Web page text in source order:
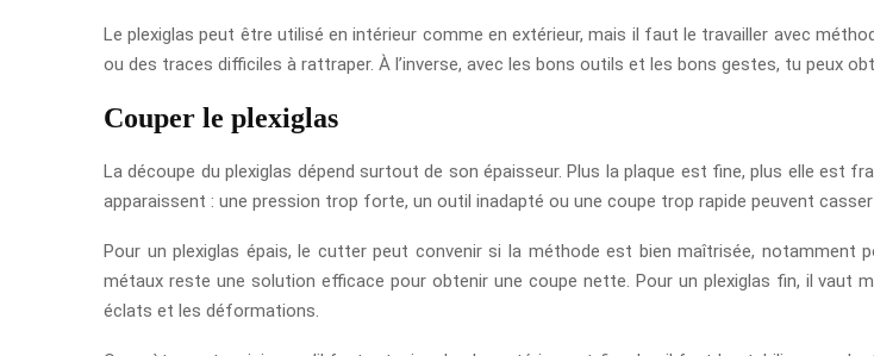
Le plexiglas peut être utilisé en intérieur comme en extérieur, mais il faut le travailler avec
ou des traces difficiles à rattraper. À l’inverse, avec les bons outils et les bons gestes, tu peux
Couper le plexiglas
La découpe du plexiglas dépend surtout de son épaisseur. Plus la plaque est fine, plus elle est
apparaissent : une pression trop forte, un outil inadapté ou une coupe trop rapide peuvent casser
Pour un plexiglas épais, le cutter peut convenir si la méthode est bien maîtrisée, notamment
métaux reste une solution efficace pour obtenir une coupe nette. Pour un plexiglas fin, il vaut
éclats et les déformations.